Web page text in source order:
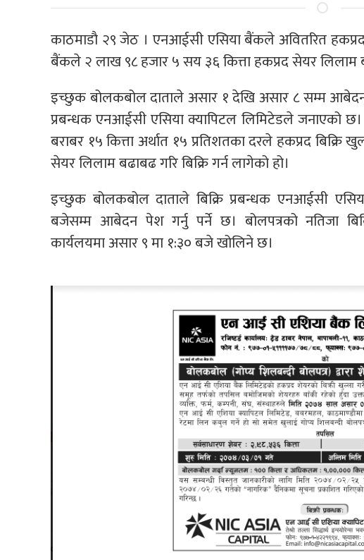
काठमाडाै २९ जेठ । एनआईसी एसिया बैंकले अवितरित
बैंकले २ लाख ९८ हजार ५ सय ३६ कित्ता हकप्रद सेयर लिलाम
इच्छुक बोलकबोल दाताले असार १ देखि असार ८ सम्म
प्रबन्धक एनआईसी एसिया क्यापिटल लिमिटेडले
बराबर १५ कित्ता अर्थात १५ प्रतिशतका दरले हकप्रद बिक्रि
सेयर लिलाम बढाबढ गरि बिक्रि गर्न लागेको हो।
इच्छुक बोलकबोल दाताले बिक्रि प्रबन्धक एनआईसी
बजेसम्म आबेदन पेश गर्नु पर्ने छ। बोलपत्रको नतिजा
कार्यलयमा असार ९ मा १:३० बजे खोलिने छ।